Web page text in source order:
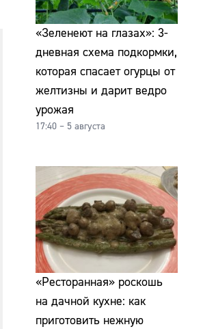
«Зеленеют на глазах»: 3-
дневная схема подкормки,
которая спасает огурцы от
желтизны и дарит ведро
урожая
17:40 – 5 августа
«Ресторанная» роскошь
на дачной кухне: как
приготовить нежную